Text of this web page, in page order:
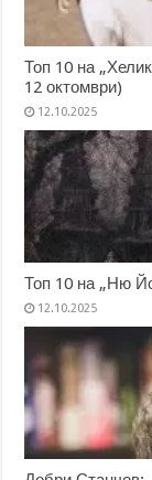
Топ 10 на
12 октомври)
12.10.2025
Топ 10 на „Ню
12.10.2025